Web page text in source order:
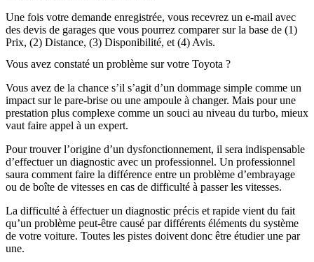
Une fois votre demande enregistrée, vous recevrez un e-mail avec
des devis de garages que vous pourrez comparer sur la base de (1)
Prix, (2) Distance, (3) Disponibilité, et (4) Avis.
Vous avez constaté un problème sur votre Toyota ?
Vous avez de la chance s’il s’agit d’un dommage simple comme un
impact sur le pare-brise ou une ampoule à changer. Mais pour une
prestation plus complexe comme un souci au niveau du turbo, mieux
vaut faire appel à un expert.
Pour trouver l’origine d’un dysfonctionnement, il sera indispensable
d’effectuer un diagnostic avec un professionnel. Un professionnel
saura comment faire la différence entre un problème d’embrayage
ou de boîte de vitesses en cas de difficulté à passer les vitesses.
La difficulté à éffectuer un diagnostic précis et rapide vient du fait
qu’un problème peut-être causé par différents éléments du système
de votre voiture. Toutes les pistes doivent donc être étudier une par
une.